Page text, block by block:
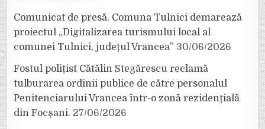
Comunicat de presă. Comuna Tulnici demarează
proiectul „Digitalizarea turismului local al
comunei Tulnici, județul Vrancea” 30/06/2026
Fostul polițist Cătălin Stegărescu reclamă
tulburarea ordinii publice de către personalul
Penitenciarului Vrancea într-o zonă rezidențială
din Focșani. 27/06/2026